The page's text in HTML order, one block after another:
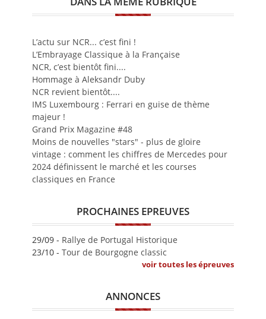
L’actu sur NCR... c’est fini !
L’Embrayage Classique à la Française
NCR, c’est bientôt fini....
Hommage à Aleksandr Duby
NCR revient bientôt....
IMS Luxembourg : Ferrari en guise de thème
majeur !
Grand Prix Magazine #48
Moins de nouvelles "stars" - plus de gloire
vintage : comment les chiffres de Mercedes pour
2024 définissent le marché et les courses
classiques en France
PROCHAINES EPREUVES
29/09 - Rallye de Portugal Historique
23/10 - Tour de Bourgogne classic
voir toutes les épreuves
ANNONCES